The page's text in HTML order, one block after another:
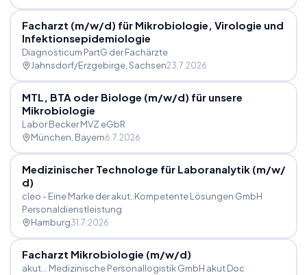
Facharzt (m/w/d) für Mikrobiologie, Virologie und
Infektionsepidemiologie
Diagnosticum PartG der Fachärzte
Jahnsdorf/Erzgebirge, Sachsen23.7.2026
MTL, BTA oder Biologe (m/w/d) für unsere
Mikrobiologie
Labor Becker MVZ eGbR
München , Bayern6.7.2026
Medizinischer Technologe für Laboranalytik (m/w/
d)
cleo - Eine Marke der akut..Kompetente Lösungen GmbH
Personaldienstleistung
Hamburg31.7.2026
Facharzt Mikrobiologie (m/w/d)
akut... Medizinische Personallogistik GmbH akut Doc